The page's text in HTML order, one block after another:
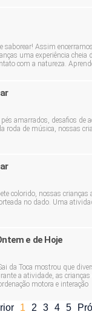
saborear! Assim
uma experiência cheia
com a natureza.
amarrados, desafios de
roda de música, nossas
colorido, nossas crianças
no dado. Uma
e de Hoje
da Toca mostrou que
a atividade, as crianças
motora e interação
1 2 3 4 5